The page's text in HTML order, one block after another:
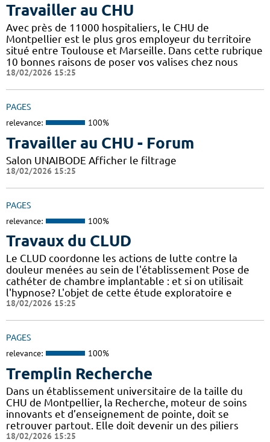
Travailler au CHU
Avec près de 11000 hospitaliers, le CHU de
Montpellier est le plus gros employeur du territoire
situé entre Toulouse et Marseille. Dans cette rubrique
10 bonnes raisons de poser vos valises chez nous
18/02/2026 15:25
PAGES
relevance: 100%
Travailler au CHU - Forum
Salon UNAIBODE Afficher le filtrage
18/02/2026 15:25
PAGES
relevance: 100%
Travaux du CLUD
Le CLUD coordonne les actions de lutte contre la
douleur menées au sein de l'établissement Pose de
cathéter de chambre implantable : et si on utilisait
l'hypnose? L'objet de cette étude exploratoire e
18/02/2026 15:25
PAGES
relevance: 100%
Tremplin Recherche
Dans un établissement universitaire de la taille du
CHU de Montpellier, la Recherche, moteur de soins
innovants et d’enseignement de pointe, doit se
retrouver partout. Elle doit devenir un des piliers
18/02/2026 15:25